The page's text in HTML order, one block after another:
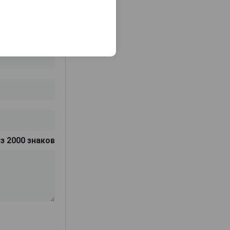
2000 знаков